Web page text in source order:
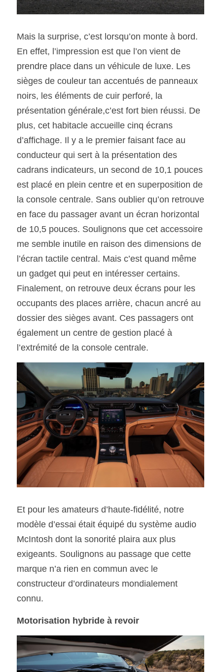
Mais la surprise, c’est lorsqu’on monte à bord.
En effet, l’impression est que l’on vient de
prendre place dans un véhicule de luxe. Les
sièges de couleur tan accentués de panneaux
noirs, les éléments de cuir perforé, la
présentation générale,c’est fort bien réussi. De
plus, cet habitacle accueille cinq écrans
d’affichage. Il y a le premier faisant face au
conducteur qui sert à la présentation des
cadrans indicateurs, un second de 10,1 pouces
est placé en plein centre et en superposition de
la console centrale. Sans oublier qu’on retrouve
en face du passager avant un écran horizontal
de 10,5 pouces. Soulignons que cet accessoire
me semble inutile en raison des dimensions de
l’écran tactile central. Mais c’est quand même
un gadget qui peut en intéresser certains.
Finalement, on retrouve deux écrans pour les
occupants des places arrière, chacun ancré au
dossier des sièges avant. Ces passagers ont
également un centre de gestion placé à
l’extrémité de la console centrale.
Et pour les amateurs d’haute-fidélité, notre
modèle d’essai était équipé du système audio
McIntosh dont la sonorité plaira aux plus
exigeants. Soulignons au passage que cette
marque n’a rien en commun avec le
constructeur d’ordinateurs mondialement
connu.
Motorisation hybride à revoir